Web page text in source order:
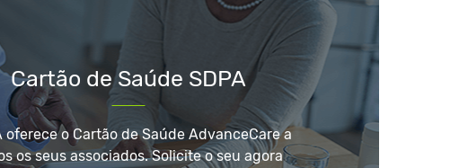
Cartão de Saúde SDPA
oferece o Cartão de Saúde AdvanceCare a
os seus associados. Solicite o seu agora